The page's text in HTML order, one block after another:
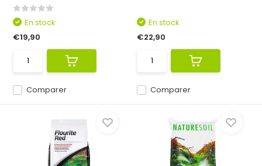
Comparer
En stock
€19,90
Comparer
En stock
€22,90